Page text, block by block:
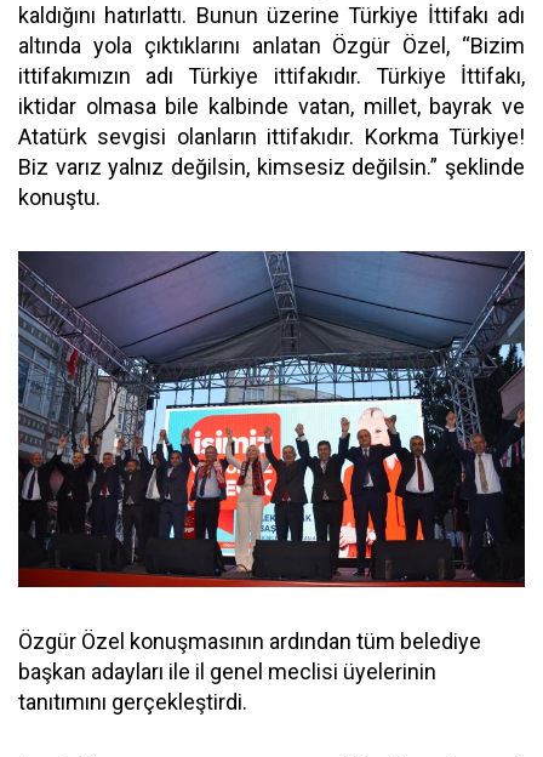
kaldığını hatırlattı. Bunun üzerine Türkiye İttifakı adı
altında yola çıktıklarını anlatan Özgür Özel, “Bizim
ittifakımızın adı Türkiye ittifakıdır. Türkiye İttifakı,
iktidar olmasa bile kalbinde vatan, millet, bayrak ve
Atatürk sevgisi olanların ittifakıdır. Korkma Türkiye!
Biz varız yalnız değilsin, kimsesiz değilsin.” şeklinde
konuştu.
Özgür Özel konuşmasının ardından tüm belediye
başkan adayları ile il genel meclisi üyelerinin
tanıtımını gerçekleştirdi.